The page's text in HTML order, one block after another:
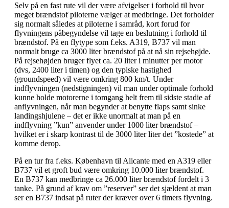
Selv på en fast rute vil der være afvigelser i forhold til hvor
meget brændstof piloterne vælger at medbringe. Det forholder
sig normalt således at piloterne i samråd, kort forud for
flyvningens påbegyndelse vil tage en beslutning i forhold til
brændstof. På en flytype som f.eks. A319, B737 vil man
normalt bruge ca 3000 liter brændstof på at nå sin rejsehøjde.
På rejsehøjden bruger flyet ca. 20 liter i minutter per motor
(dvs, 2400 liter i timen) og den typiske hastighed
(groundspeed) vil være omkring 800 km/t. Under
indflyvningen (nedstigningen) vil man under optimale forhold
kunne holde motorerne i tomgang helt frem til sidste stadie af
anflyvningen, når man begynder at benytte flaps samt sinke
landingshjulene – det er ikke unormalt at man på en
indflyvning ”kun” anvender under 1000 liter brændstof –
hvilket er i skarp kontrast til de 3000 liter liter det ”kostede” at
komme derop.
På en tur fra f.eks. København til Alicante med en A319 eller
B737 vil et groft bud være omkring 10.000 liter brændstof.
En B737 kan medbringe ca 26.000 liter brændstof fordelt i 3
tanke. På grund af krav om ”reserver” ser det sjældent at man
ser en B737 indsat på ruter der kræver over 6 timers flyvning.